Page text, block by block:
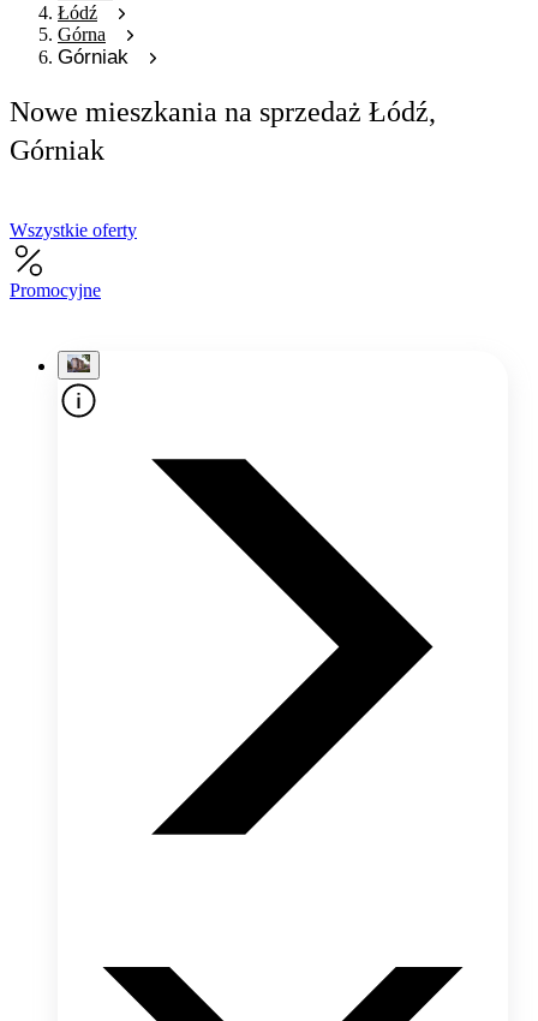
Łódź
Górna
Górniak
Nowe mieszkania na sprzedaż Łódź,
Górniak
Wszystkie oferty
Promocyjne